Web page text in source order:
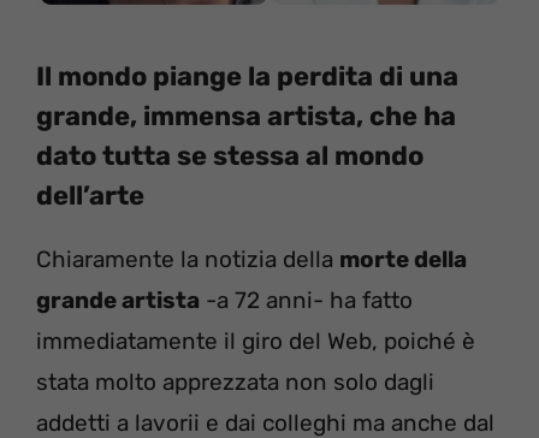
Il mondo piange la perdita di una
grande, immensa artista, che ha
dato tutta se stessa al mondo
dell’arte
Chiaramente la notizia della morte della
grande artista -a 72 anni- ha fatto
immediatamente il giro del Web, poiché è
stata molto apprezzata non solo dagli
addetti a lavorii e dai colleghi ma anche dal